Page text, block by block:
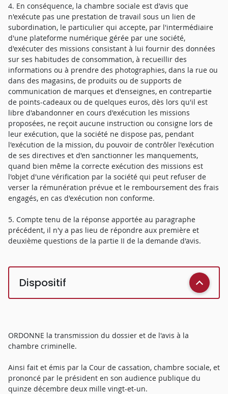
4. En conséquence, la chambre sociale est d'avis que
n'exécute pas une prestation de travail sous un lien de
subordination, le particulier qui accepte, par l'intermédiaire
d'une plateforme numérique gérée par une société,
d'exécuter des missions consistant à lui fournir des données
sur ses habitudes de consommation, à recueillir des
informations ou à prendre des photographies, dans la rue ou
dans des magasins, de produits ou de supports de
communication de marques et d'enseignes, en contrepartie
de points-cadeaux ou de quelques euros, dès lors qu'il est
libre d'abandonner en cours d'exécution les missions
proposées, ne reçoit aucune instruction ou consigne lors de
leur exécution, que la société ne dispose pas, pendant
l'exécution de la mission, du pouvoir de contrôler l'exécution
de ses directives et d'en sanctionner les manquements,
quand bien même la correcte exécution des missions est
l'objet d'une vérification par la société qui peut refuser de
verser la rémunération prévue et le remboursement des frais
engagés, en cas d'exécution non conforme.
5. Compte tenu de la réponse apportée au paragraphe
précédent, il n'y a pas lieu de répondre aux première et
deuxième questions de la partie II de la demande d'avis.
Dispositif
ORDONNE la transmission du dossier et de l'avis à la
chambre criminelle.
Ainsi fait et émis par la Cour de cassation, chambre sociale, et
prononcé par le président en son audience publique du
quinze décembre deux mille vingt-et-un.